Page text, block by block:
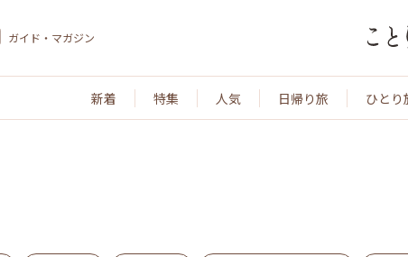
ガイド・マガジン
新着 特集 人気 日帰り旅 ひとり